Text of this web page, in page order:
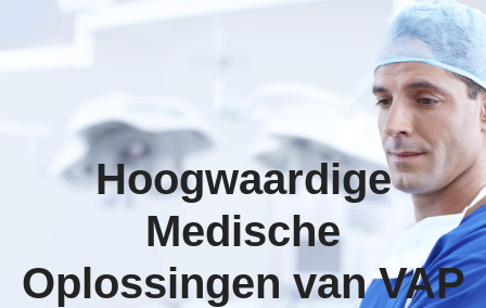
Hoogwaardige
Medische
Oplossingen van VAP